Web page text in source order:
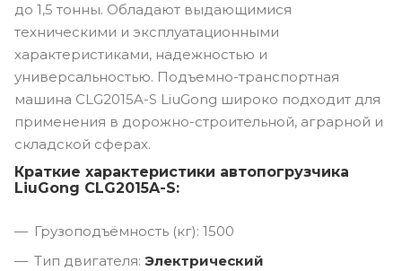
до 1,5 тонны. Обладают выдающимися
техническими и эксплуатационными
характеристиками, надежностью и
универсальностью. Подъемно-транспортная
машина CLG2015A-S LiuGong широко подходит для
применения в дорожно-строительной, аграрной и
складской сферах.
Краткие характеристики автопогрузчика
LiuGong CLG2015A-S:
Грузоподъёмность (кг): 1500
Тип двигателя: Электрический